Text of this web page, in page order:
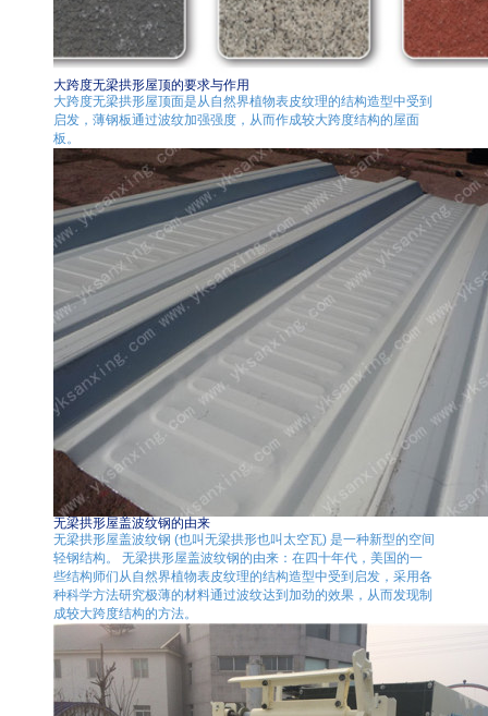
大跨度无梁拱形屋顶的要求与作用
大跨度无梁拱形屋顶面是从自然界植物表皮纹理的结构造型中受到
启发，薄钢板通过波纹加强强度，从而作成较大跨度结构的屋面
板。
无梁拱形屋盖波纹钢的由来
无梁拱形屋盖波纹钢 (也叫无梁拱形也叫太空瓦) 是一种新型的空间
轻钢结构。 无梁拱形屋盖波纹钢的由来：在四十年代，美国的一
些结构师们从自然界植物表皮纹理的结构造型中受到启发，采用各
种科学方法研究极薄的材料通过波纹达到加劲的效果，从而发现制
成较大跨度结构的方法。